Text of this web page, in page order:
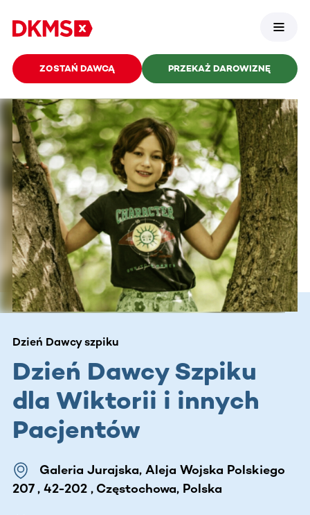
ZOSTAŃ DAWCĄ PRZEKAŻ DAROWIZNĘ
Dzień Dawcy szpiku
Dzień Dawcy Szpiku
dla Wiktorii i innych
Pacjentów
Galeria Jurajska, Aleja Wojska Polskiego
207 , 42-202 , Częstochowa, Polska